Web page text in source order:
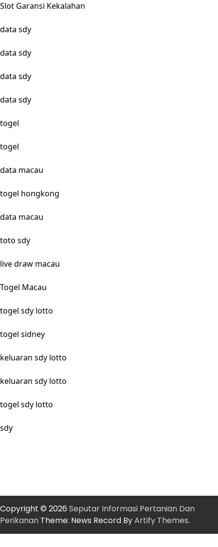
Slot Garansi Kekalahan
data sdy
data sdy
data sdy
data sdy
togel
togel
data macau
togel hongkong
data macau
toto sdy
live draw macau
Togel Macau
togel sdy lotto
togel sidney
keluaran sdy lotto
keluaran sdy lotto
togel sdy lotto
sdy
Copyright © 2026 Seputar Informasi Pertanian Dan
Perikanan Theme: News Record ByArtify Themes.